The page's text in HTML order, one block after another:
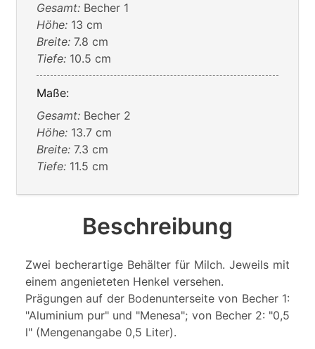
Gesamt: Becher 1
Höhe: 13 cm
Breite: 7.8 cm
Tiefe: 10.5 cm
Maße:
Gesamt: Becher 2
Höhe: 13.7 cm
Breite: 7.3 cm
Tiefe: 11.5 cm
Beschreibung
Zwei becherartige Behälter für Milch. Jeweils mit
einem angenieteten Henkel versehen.
Prägungen auf der Bodenunterseite von Becher 1:
"Aluminium pur" und "Menesa"; von Becher 2: "0,5
l" (Mengenangabe 0,5 Liter).